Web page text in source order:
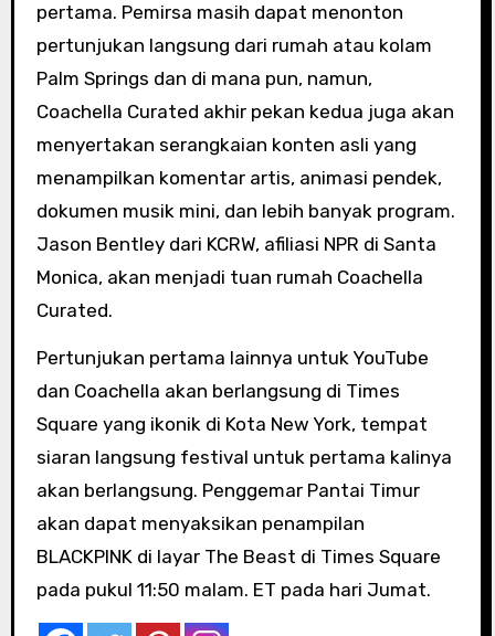
pertama. Pemirsa masih dapat menonton
pertunjukan langsung dari rumah atau kolam
Palm Springs dan di mana pun, namun,
Coachella Curated akhir pekan kedua juga akan
menyertakan serangkaian konten asli yang
menampilkan komentar artis, animasi pendek,
dokumen musik mini, dan lebih banyak program.
Jason Bentley dari KCRW, afiliasi NPR di Santa
Monica, akan menjadi tuan rumah Coachella
Curated.
Pertunjukan pertama lainnya untuk YouTube
dan Coachella akan berlangsung di Times
Square yang ikonik di Kota New York, tempat
siaran langsung festival untuk pertama kalinya
akan berlangsung. Penggemar Pantai Timur
akan dapat menyaksikan penampilan
BLACKPINK di layar The Beast di Times Square
pada pukul 11:50 malam. ET pada hari Jumat.